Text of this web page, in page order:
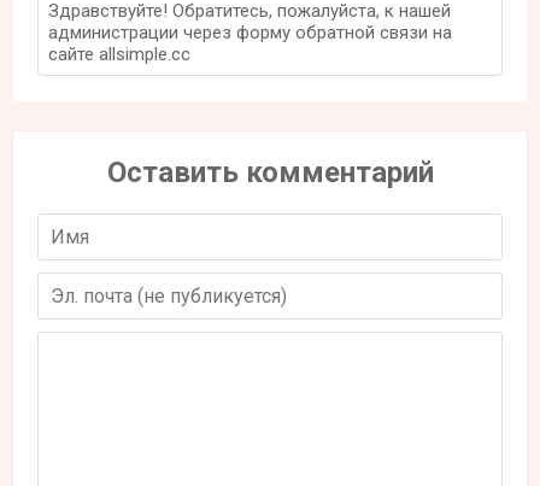
Здравствуйте! Обратитесь, пожалуйста, к нашей
администрации через форму обратной связи на
сайте allsimple.cc
Оставить комментарий